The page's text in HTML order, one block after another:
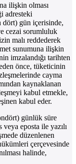
ilişkin olması
adresteki
gün içerisinde,
cezai sorumluluk
malı reddederek
sunumuna ilişkin
imzalandığı tarihten
önce, tüketicinin
cayma
kaynaklanan
kabul etmekle,
kabul eder.
günlük süre
eposta ile yazılı
düzenlenen
çerçevesinde
halinde,